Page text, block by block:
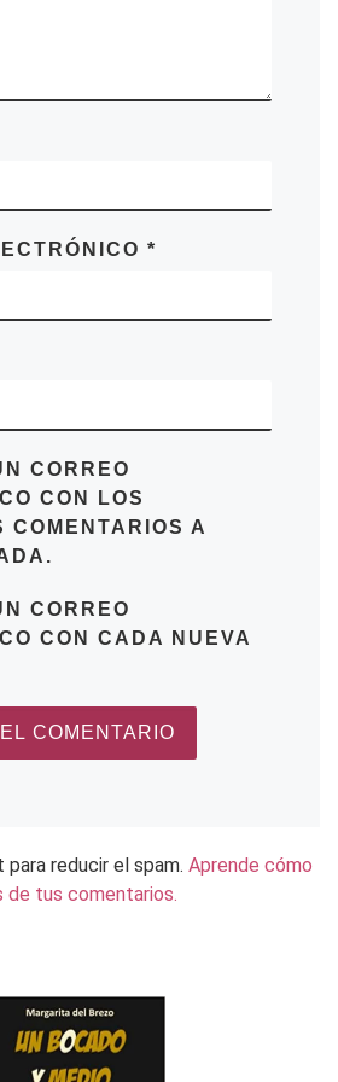
*
CORREO
CON LOS
COMENTARIOS A
CORREO
CON CADA NUEVA
reducir el spam. Aprende cómo
de tus comentarios.